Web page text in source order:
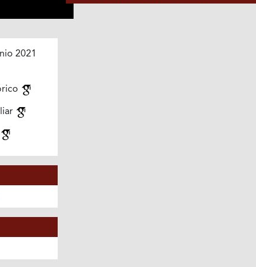
2021